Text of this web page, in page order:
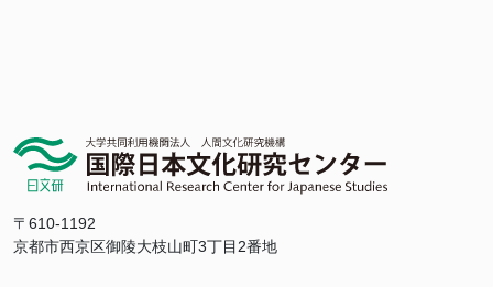
〒610-1192
京都市西京区御陵大枝山町3丁目2番地